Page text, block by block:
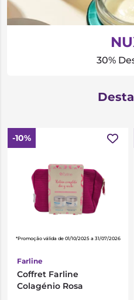
30%
-10%
*Promoção válida de 01/10/2025 a 31/07/2026
Farline
Coffret Farline
Colagénio Rosa